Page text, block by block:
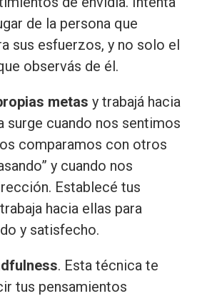
de la persona que
sus esfuerzos, y no solo el
observás de él.
metas y trabajá hacia
surge cuando nos sentimos
comparamos con otros
y cuando nos
Establecé tus
hacia ellas para
y satisfecho.
. Esta técnica te
tus pensamientos